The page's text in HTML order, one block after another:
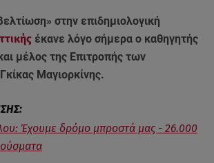
στην επιδημιολογική
έκανε λόγο σήμερα ο καθηγητής
μέλος της Επιτροπής των
Μαγιορκίνης.
Έχουμε δρόμο μπροστά μας - 26.000